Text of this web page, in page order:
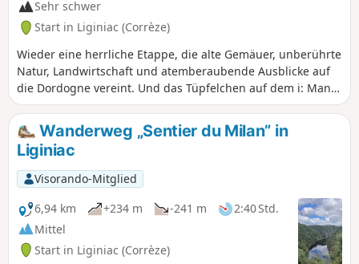
Sehr schwer
Start in Liginiac (Corrèze)
Wieder eine herrliche Etappe, die alte Gemäuer, unberührte
Natur, Landwirtschaft und atemberaubende Ausblicke auf
die Dordogne vereint. Und das Tüpfelchen auf dem i: Man
kann den Fluss mit den Fingerspitzen berühren!
Wanderweg „Sentier du Milan” in
Liginiac
Visorando-Mitglied
6,94 km
+234 m -241 m
2:40 Std.
Mittel
Start in Liginiac (Corrèze)